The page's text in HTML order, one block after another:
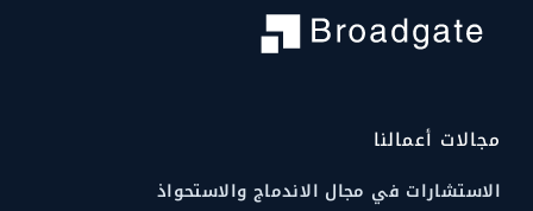
مجالات أعمالنا
الاستشارات في مجال الاندماج والاستحواذ